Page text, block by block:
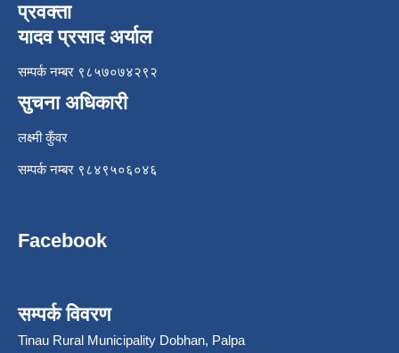
प्रवक्ता
यादव प्रसाद अर्याल
सम्पर्क नम्बर ९८५७०७४२९२
सुचना अधिकारी
लक्ष्मी कुँवर
सम्पर्क नम्बर ९८४९५०६०४६
Facebook
सम्पर्क विवरण
Tinau Rural Municipality Dobhan, Palpa